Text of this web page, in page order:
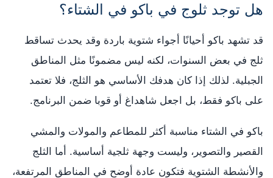
هل توجد ثلوج في باكو في الشتاء؟
قد تشهد باكو أحيانًا أجواء شتوية باردة وقد يحدث تساقط
ثلج في بعض السنوات، لكنه ليس مضمونًا مثل المناطق
الجبلية. لذلك إذا كان هدفك الأساسي هو الثلج، فلا تعتمد
على باكو فقط، بل اجعل شاهداغ أو قوبا ضمن البرنامج.
باكو في الشتاء مناسبة أكثر للمطاعم والمولات والمشي
القصير والتصوير، وليست وجهة ثلجية أساسية. أما الثلج
والأنشطة الشتوية فتكون عادة أوضح في المناطق المرتفعة،